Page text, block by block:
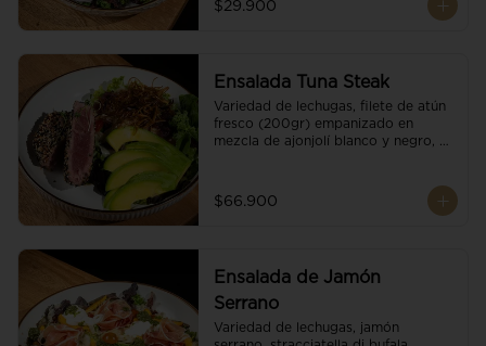
$29.900
Ensalada Tuna Steak
Variedad de lechugas, filete de atún
fresco (200gr) empanizado en
mezcla de ajonjolí blanco y negro,
parmesano, puerro crocante y
reducción de balsámico.
$66.900
Ensalada de Jamón
Serrano
Variedad de lechugas, jamón